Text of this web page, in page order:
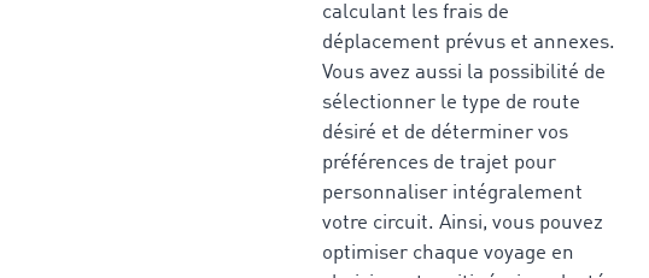
calculant les frais de
déplacement prévus et annexes.
Vous avez aussi la possibilité de
sélectionner le type de route
désiré et de déterminer vos
préférences de trajet pour
personnaliser intégralement
votre circuit. Ainsi, vous pouvez
optimiser chaque voyage en